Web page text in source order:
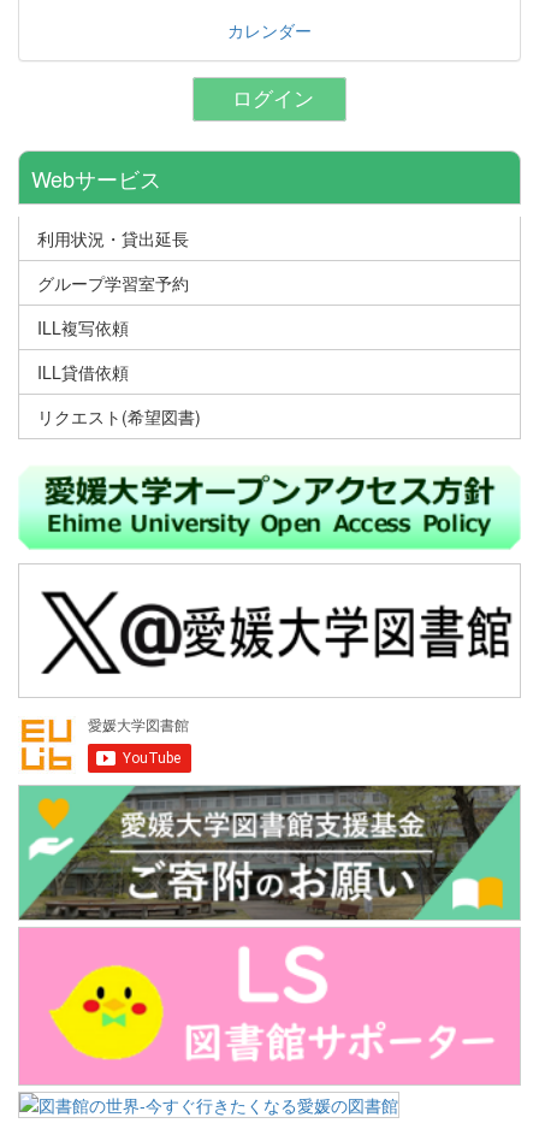
カレンダー
ログイン
Webサービス
利用状況・貸出延長
グループ学習室予約
ILL複写依頼
ILL貸借依頼
リクエスト(希望図書)